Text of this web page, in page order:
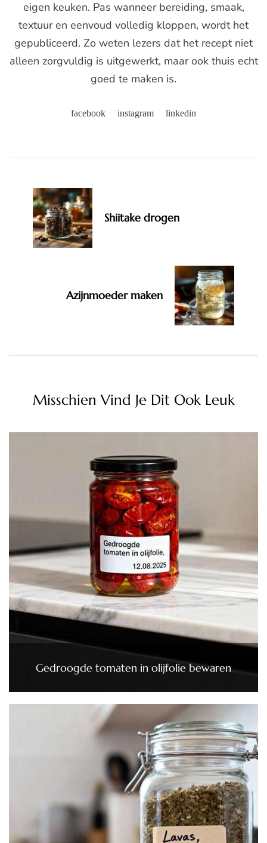
eigen keuken. Pas wanneer bereiding, smaak,
textuur en eenvoud volledig kloppen, wordt het
gepubliceerd. Zo weten lezers dat het recept niet
alleen zorgvuldig is uitgewerkt, maar ook thuis echt
goed te maken is.
facebook instagram linkedin
Navigation
Shiitake drogen
Azijnmoeder maken
Misschien Vind Je Dit Ook Leuk
Gedroogde tomaten in olijfolie bewaren